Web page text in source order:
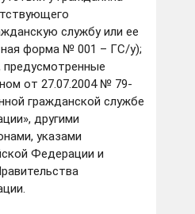
службу или ее
форма № 001 – ГС/у);
от 27.07.2004 № 79-
гражданской службе
другими
указами
Федерации и